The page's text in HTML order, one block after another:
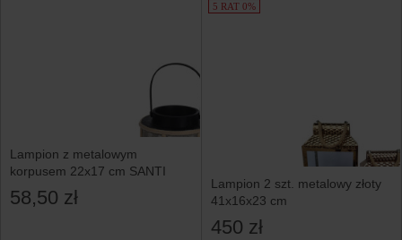
Lampion z metalowym
korpusem 22x17 cm SANTI
58,50 zł
5 RAT 0%
Lampion 2 szt. metalowy złoty
41x16x23 cm
450 zł